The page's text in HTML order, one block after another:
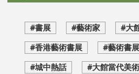
#書展 #藝術家
#大
#香港藝術書展
#藝術書展
#城中熱話
#大館當代美